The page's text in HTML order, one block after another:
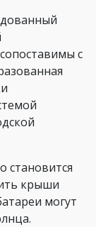
с
становится
крыши
могут